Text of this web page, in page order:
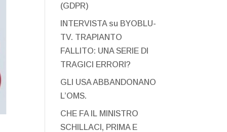
(GDPR)
INTERVISTA su BYOBLU-
TV. TRAPIANTO
FALLITO: UNA SERIE DI
TRAGICI ERRORI?
GLI USA ABBANDONANO
L’OMS.
CHE FA IL MINISTRO
SCHILLACI, PRIMA E